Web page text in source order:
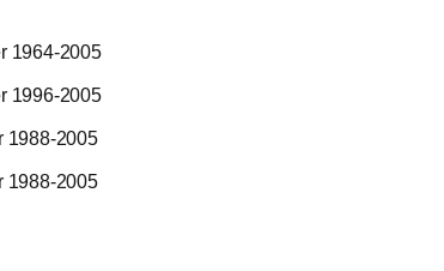
1964-2005
1996-2005
1988-2005
1988-2005